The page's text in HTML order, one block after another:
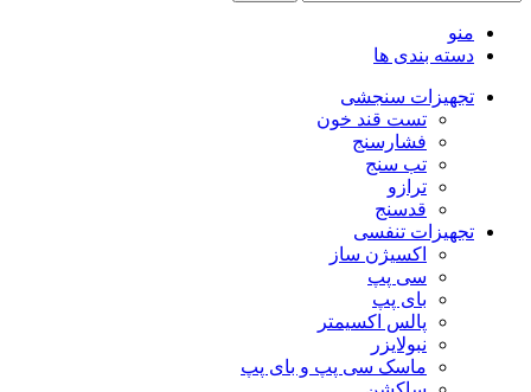
منو
دسته بندی ها
تجهیزات سنجشی
تست قند خون
فشارسنج
تب سنج
ترازو
قدسنج
تجهیزات تنفسی
اکسیژن ساز
سی پپ
بای پپ
پالس اکسیمتر
نبولایزر
ماسک سی پپ و بای پپ